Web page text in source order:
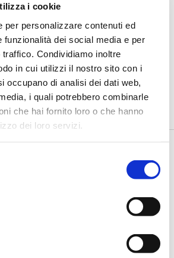
i cookie
per personalizzare contenuti ed
funzionalità dei social media e per
Condividiamo inoltre
in cui utilizzi il nostro sito con i
occupano di analisi dei dati web,
i quali potrebbero combinarle
che hai fornito loro o che hanno
dei loro servizi.
TV
Group): "L’AI va
dentro i processi,
controlli”
Libertini -
I proof of concept
Spesso sorprendono per la